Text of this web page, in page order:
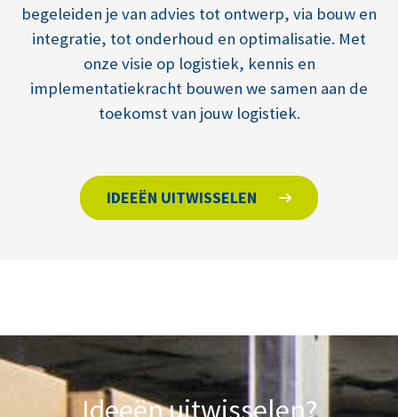
begeleiden je van advies tot ontwerp, via bouw en
integratie, tot onderhoud en optimalisatie. Met
onze visie op logistiek, kennis en
implementatiekracht bouwen we samen aan de
toekomst van jouw logistiek.
IDEEËN UITWISSELEN
Ideeën uitwisselen?